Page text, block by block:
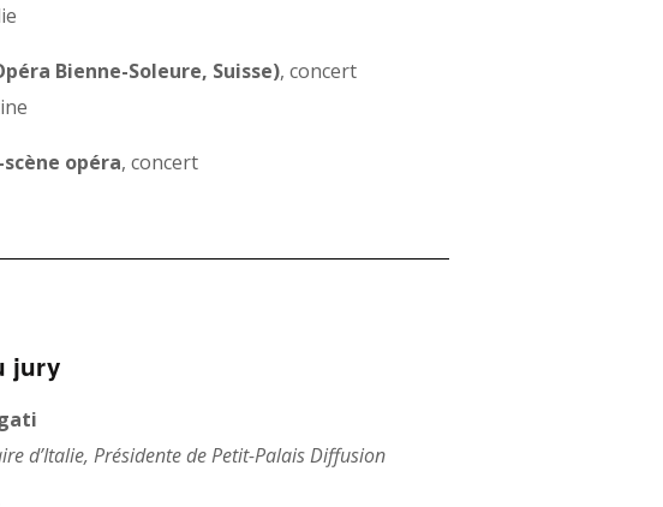
Bienne-Soleure, Suisse), concert
opéra, concert
jury
d’Italie, Présidente de Petit-Palais Diffusion